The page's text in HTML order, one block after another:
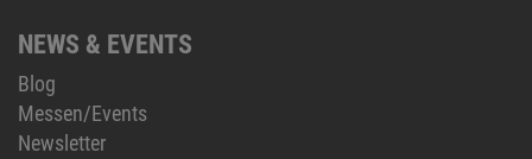
NEWS & EVENTS
Blog
Messen/Events
Newsletter